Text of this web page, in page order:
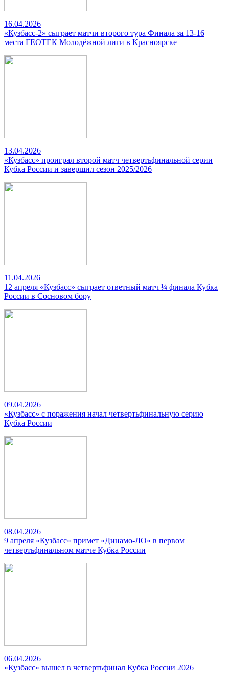
16.04.2026
«Кузбасс-2» сыграет матчи второго тура Финала за 13-16
места ГЕОТЕК Молодёжной лиги в Красноярске
13.04.2026
«Кузбасс» проиграл второй матч четвертьфинальной серии
Кубка России и завершил сезон 2025/2026
11.04.2026
12 апреля «Кузбасс» сыграет ответный матч ¼ финала Кубка
России в Сосновом бору
09.04.2026
«Кузбасс» с поражения начал четвертьфинальную серию
Кубка России
08.04.2026
9 апреля «Кузбасс» примет «Динамо-ЛО» в первом
четвертьфинальном матче Кубка России
06.04.2026
«Кузбасс» вышел в четвертьфинал Кубка России 2026